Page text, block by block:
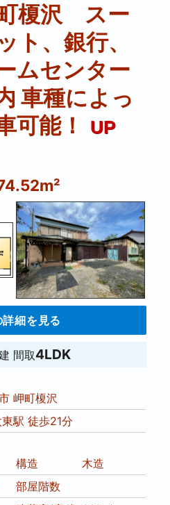
榎沢 スー
ト、銀⾏、
ムセンター
⾞種によっ
可能！
UP
細を見る
間取4LDK
岬町榎沢
東駅 徒歩21分
構造
木造
部屋階数